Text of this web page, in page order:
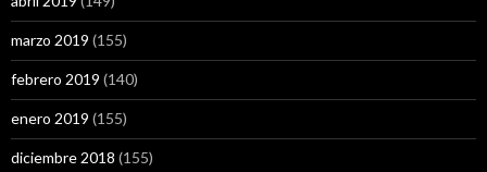
marzo 2019 (155)
febrero 2019 (140)
enero 2019 (155)
diciembre 2018 (155)